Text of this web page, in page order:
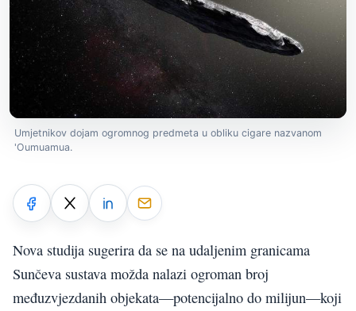
Umjetnikov dojam ogromnog predmeta u obliku cigare nazvanom
'Oumuamua.
Nova studija sugerira da se na udaljenim granicama
Sunčeva sustava možda nalazi ogroman broj
međuzvjezdanih objekata—potencijalno do milijun—koji